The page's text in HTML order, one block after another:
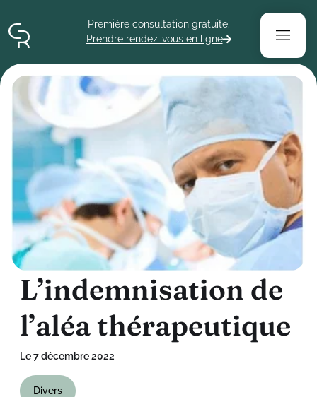
Première consultation gratuite.
Prendre rendez-vous en ligne
L’indemnisation de
l’aléathérapeutique
Le 7 décembre 2022
Divers